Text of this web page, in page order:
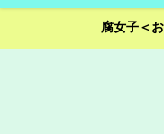
腐女子＜